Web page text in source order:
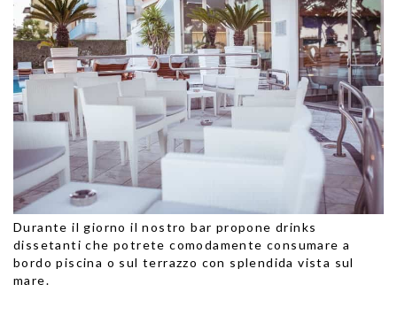
Durante il giorno il nostro bar propone drinks
dissetanti che potrete comodamente consumare a
bordo piscina o sul terrazzo con splendida vista sul
mare.